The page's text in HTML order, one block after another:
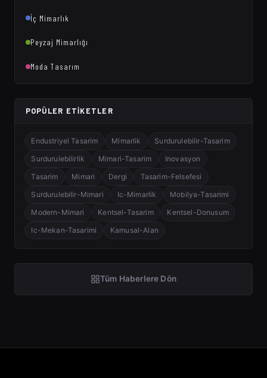
İç Mimarlık
Peyzaj Mimarlığı
Moda Tasarım
POPÜLER ETIKETLER
Endustriyel Tasarim Mimarlik
Surdurulebilir-Tasarim
Surdurulebilirlik
Mimari-Tasarim
Inovasyon
Tasarim
Mimari Dergi
Tasarim-Felsefesi
Surdurulebilir-Mimari
Ic-Mimarlik
Mobilya-Tasarimi
Modern-Mimari
Kentsel-Tasarim
Kentsel-Donusum
Ic-Mekan-Tasarimi
Kamusal-Alan
Tüm Haberlere Dön